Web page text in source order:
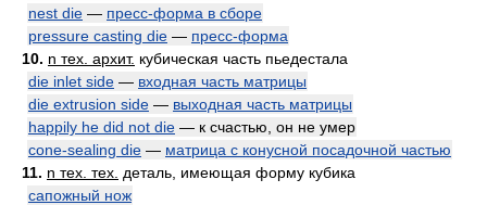
nest die — пресс-форма в сборе
pressure casting die — пресс-форма
10. n тех. архит. кубическая часть пьедестала
die inlet side — входная часть матрицы
die extrusion side — выходная часть матрицы
happily he did not die — к счастью, он не умер
cone-sealing die — матрица с конусной посадочной частью
11. n тех. тех. деталь, имеющая форму кубика
сапожный нож